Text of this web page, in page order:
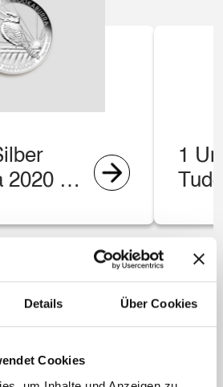
Details Über Cookies
Cookies
2020 –
1